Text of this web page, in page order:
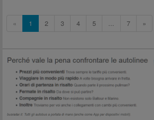
« 1 2 3 4 5 ... 7 »